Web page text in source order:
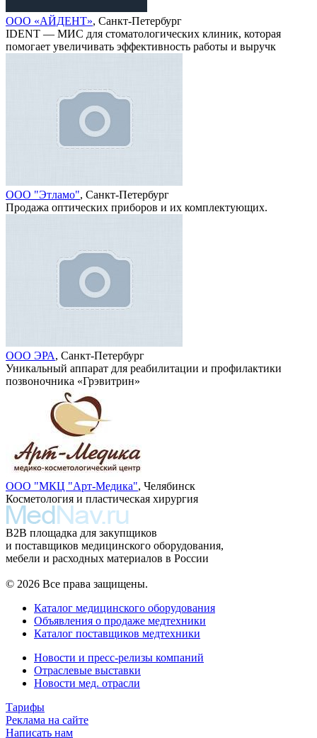
ООО «АЙДЕНТ», Санкт-Петербург
IDENT — МИС для стоматологических клиник, которая
помогает увеличивать эффективность работы и выручк
ООО "Этламо", Санкт-Петербург
Продажа оптических приборов и их комплектующих.
ООО ЭРА, Санкт-Петербург
Уникальный аппарат для реабилитации и профилактики
позвоночника «Грэвитрин»
ООО "МКЦ "Арт-Медика", Челябинск
Косметология и пластическая хирургия
B2B площадка для закупщиков
и поставщиков медицинского оборудования,
мебели и расходных материалов в России
© 2026 Все права защищены.
Каталог медицинского оборудования
Объявления о продаже медтехники
Каталог поставщиков медтехники
Новости и пресс-релизы компаний
Отраслевые выставки
Новости мед. отрасли
Тарифы
Реклама на сайте
Написать нам